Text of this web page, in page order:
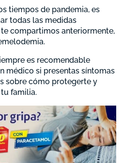
tiempos de pandemia, es
todas las medidas
te compartimos anteriormente,
es recomendable
médico si presentas síntomas
sobre cómo protegerte y
familia.